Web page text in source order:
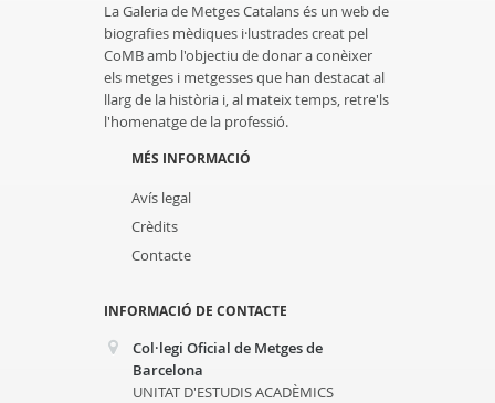
La Galeria de Metges Catalans és un web de
biografies mèdiques i·lustrades creat pel
CoMB amb l'objectiu de donar a conèixer
els metges i metgesses que han destacat al
llarg de la història i, al mateix temps, retre'ls
l'homenatge de la professió.
MÉS INFORMACIÓ
Avís legal
Crèdits
Contacte
INFORMACIÓ DE CONTACTE
Col·legi Oficial de Metges de
Barcelona
UNITAT D'ESTUDIS ACADÈMICS